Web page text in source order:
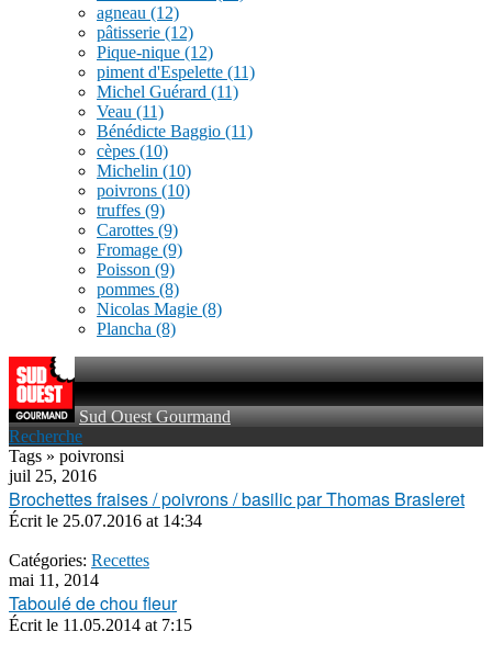
agneau (12)
pâtisserie (12)
Pique-nique (12)
piment d'Espelette (11)
Michel Guérard (11)
Veau (11)
Bénédicte Baggio (11)
cèpes (10)
Michelin (10)
poivrons (10)
truffes (9)
Carottes (9)
Fromage (9)
Poisson (9)
pommes (8)
Nicolas Magie (8)
Plancha (8)
Sud Ouest Gourmand
Recherche
Tags » poivronsi
juil 25, 2016
Brochettes fraises / poivrons / basilic par Thomas Brasleret
Écrit le 25.07.2016 at 14:34
Catégories: Recettes
mai 11, 2014
Taboulé de chou fleur
Écrit le 11.05.2014 at 7:15